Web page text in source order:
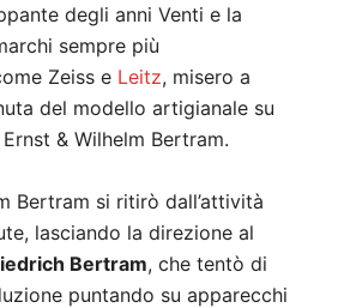
degli anni Venti e la
sempre più
Zeiss e Leitz, misero a
del modello artigianale su
& Wilhelm Bertram.
Bertram si ritirò dall’attività
lasciando la direzione al
Bertram, che tentò di
puntando su apparecchi